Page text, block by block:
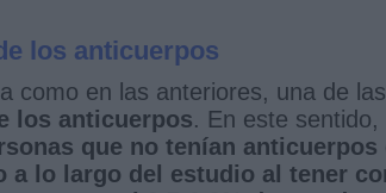
los anticuerpos
como en las anteriores, una de
los anticuerpos. En este sentido,
que no tenían
a lo largo del estudio al tener